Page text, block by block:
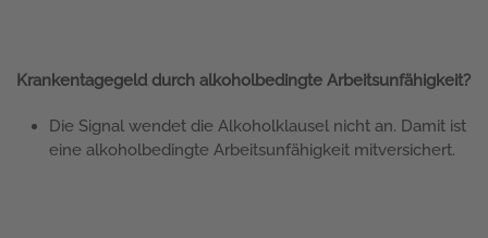
Krankentagegeld durch alkoholbedingte Arbeitsunfähigkeit?
Die Signal wendet die Alkoholklausel nicht an. Damit ist
eine alkoholbedingte Arbeitsunfähigkeit mitversichert.